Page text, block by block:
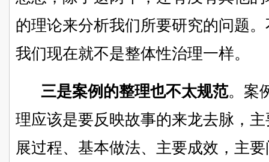
的理论来分析我们所要研究的问题
我们现在就不是整体性治理一样。
三是案例的整理也不太规范。 案
理应该是要反映故事的来龙去脉，
展过程、 基本做法、 主要成效，主